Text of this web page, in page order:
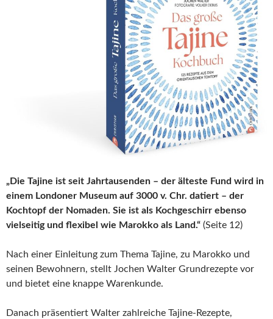
„Die Tajine ist seit Jahrtausenden – der älteste Fund wird in
einem Londoner Museum auf 3000 v. Chr. datiert – der
Kochtopf der Nomaden. Sie ist als Kochgeschirr ebenso
vielseitig und flexibel wie Marokko als Land.“ (Seite 12)
Nach einer Einleitung zum Thema Tajine, zu Marokko und
seinen Bewohnern, stellt Jochen Walter Grundrezepte vor
und bietet eine knappe Warenkunde.
Danach präsentiert Walter zahlreiche Tajine-Rezepte,